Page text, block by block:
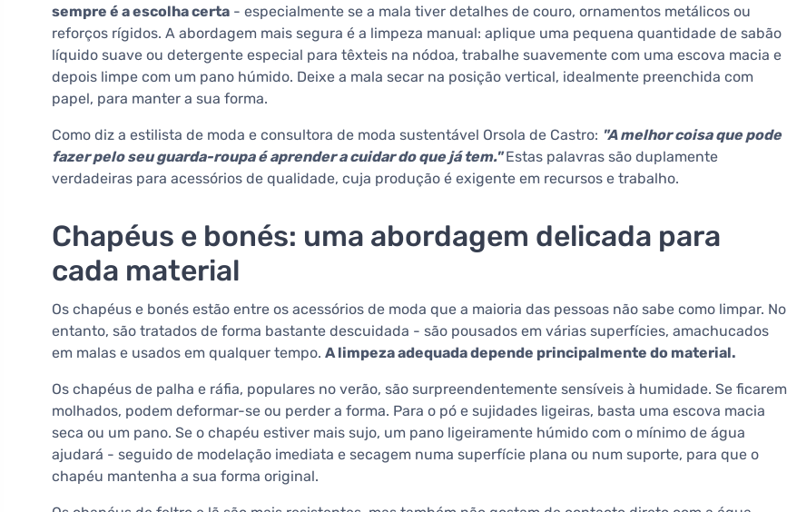
sempre é a escolha certa - especialmente se a mala tiver detalhes de couro, ornamentos metálicos ou
reforços rígidos. A abordagem mais segura é a limpeza manual: aplique uma pequena quantidade de sabão
líquido suave ou detergente especial para têxteis na nódoa, trabalhe suavemente com uma escova macia e
depois limpe com um pano húmido. Deixe a mala secar na posição vertical, idealmente preenchida com
papel, para manter a sua forma.
Como diz a estilista de moda e consultora de moda sustentável Orsola de Castro: "A melhor coisa que pode
fazer pelo seu guarda-roupa é aprender a cuidar do que já tem."Estas palavras são duplamente
verdadeiras para acessórios de qualidade, cuja produção é exigente em recursos e trabalho.
Chapéus e bonés: uma abordagem delicada para
cada material
Os chapéus e bonés estão entre os acessórios de moda que a maioria das pessoas não sabe como limpar. No
entanto, são tratados de forma bastante descuidada - são pousados em várias superfícies, amachucados
em malas e usados em qualquer tempo. A limpeza adequada depende principalmente do material.
Os chapéus de palha e ráfia, populares no verão, são surpreendentemente sensíveis à humidade. Se ficarem
molhados, podem deformar-se ou perder a forma. Para o pó e sujidades ligeiras, basta uma escova macia
seca ou um pano. Se o chapéu estiver mais sujo, um pano ligeiramente húmido com o mínimo de água
ajudará - seguido de modelação imediata e secagem numa superfície plana ou num suporte, para que o
chapéu mantenha a sua forma original.